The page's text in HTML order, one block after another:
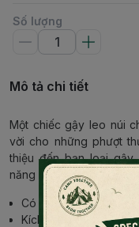
Số lượng
Mô tả chi tiết
Một chiếc gậy leo núi
vời cho những phượt
thiệu đến bạn loại gậy
năng nổi bật như:
Có thể nối dài hoặc
Kích thước: Rút gọn: